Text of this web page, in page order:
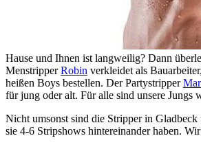
Hause und Ihnen ist langweilig? Dann
MenstripperRobin verkleidet als
heißen Boys bestellen. Der Partystripper
für jung oder alt. Für alle sind unsere
Nicht umsonst sind die Stripper in
sie 4-6 Stripshows hintereinander haben.